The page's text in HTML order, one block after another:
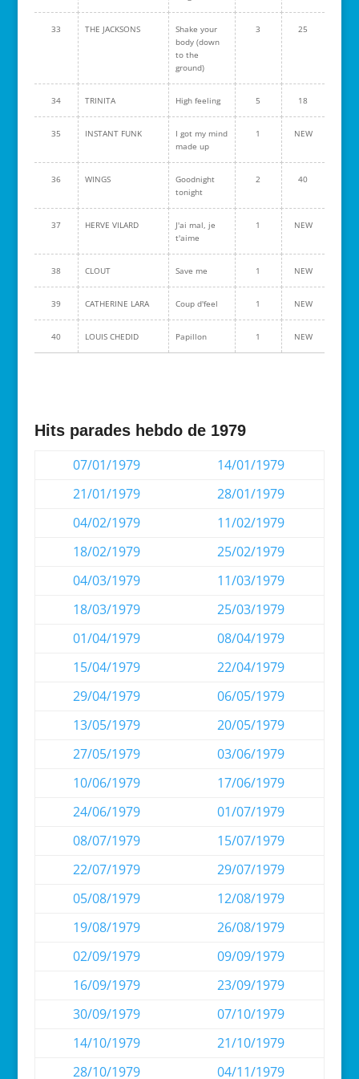
33 THE JACKSONS
Shake your
body (down
to the
ground)
3 25
34 TRINITA High feeling 5 18
35 INSTANT FUNK
I got my mind
made up
1 NEW
36 WINGS
Goodnight
tonight
2 40
37 HERVE VILARD
J'ai mal, je
t'aime
1 NEW
38 CLOUT Save me 1 NEW
39 CATHERINE LARA Coup d'feel 1 NEW
40 LOUIS CHEDID Papillon 1 NEW
Hits parades hebdo de 1979
07/01/1979
14/01/1979
21/01/1979
28/01/1979
04/02/1979
11/02/1979
18/02/1979
25/02/1979
04/03/1979
11/03/1979
18/03/1979
25/03/1979
01/04/1979
08/04/1979
15/04/1979
22/04/1979
29/04/1979
06/05/1979
13/05/1979
20/05/1979
27/05/1979
03/06/1979
10/06/1979
17/06/1979
24/06/1979
01/07/1979
08/07/1979
15/07/1979
22/07/1979
29/07/1979
05/08/1979
12/08/1979
19/08/1979
26/08/1979
02/09/1979
09/09/1979
16/09/1979
23/09/1979
30/09/1979
07/10/1979
14/10/1979
21/10/1979
28/10/1979
04/11/1979